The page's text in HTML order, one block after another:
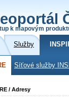
k mapovým
Služby
Síťové služby
/ Adresy